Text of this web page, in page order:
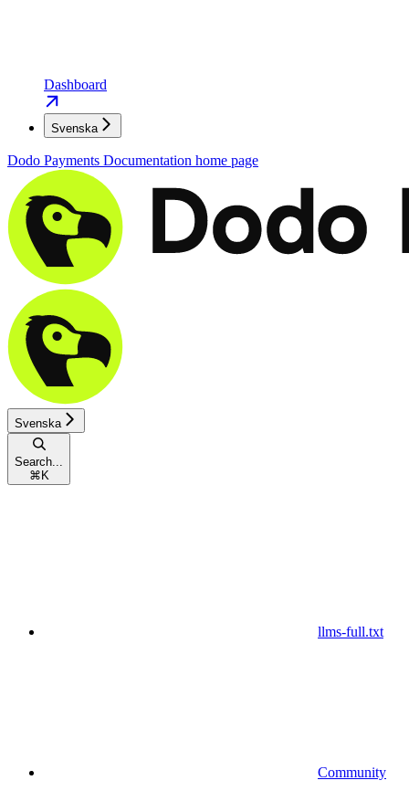
Dashboard
Svenska
Dodo Payments Documentation home page
Svenska
Search...
⌘ K
llms-full.txt
Community